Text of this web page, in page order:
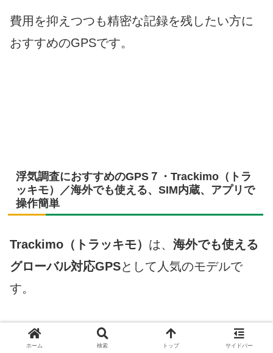
費用を抑えつつも精密な記録を残したい方に
おすすめのGPSです。
浮気調査におすすめのGPS７・Trackimo（トラ
ッキモ）／海外でも使える、SIM内蔵、アプリで
操作簡単
Trackimo（トラッキモ） は、 海外でも使える
グローバル対応GPSとして人気のモデルで
す。
SIMカード内蔵型で、面倒な設定も不要。アプ
ホーム 検索 トップ サイドバー